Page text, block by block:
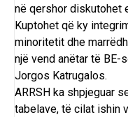
në qershor diskutohet
Kuptohet që ky
minoritetit dhe
një vend anëtar të BE-
Jorgos Katrugalos.
ARRSH ka shpjeguar
tabelave, të cilat ishin